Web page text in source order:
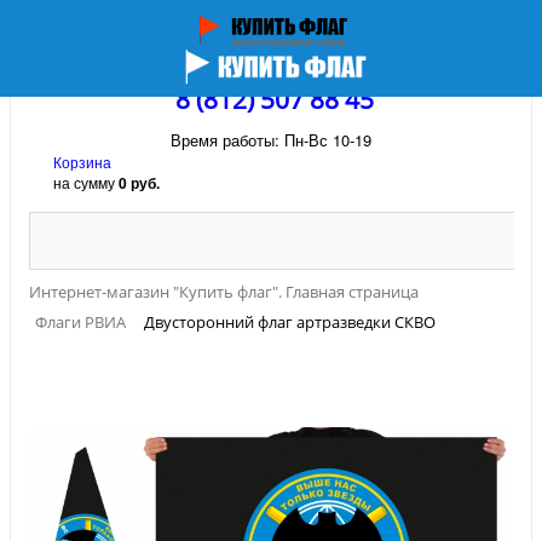
8 (812) 507 88 45
Время работы: Пн-Вс 10-19
Корзина
на сумму0 руб.
Интернет-магазин "Купить флаг". Главная страница
Флаги РВИА
Двусторонний флаг артразведки СКВО